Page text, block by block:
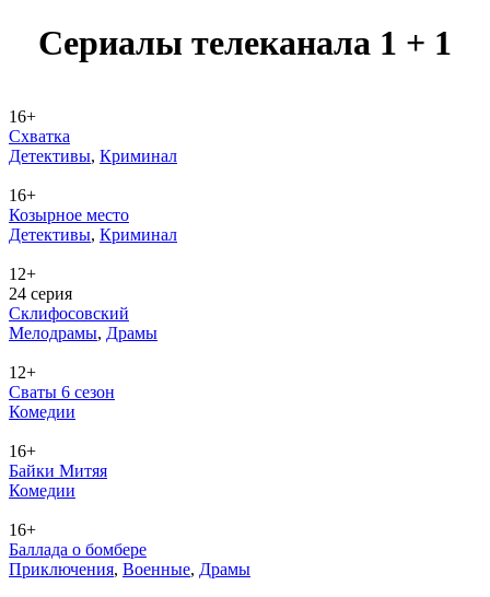
Се­риа­лы те­ле­ка­на­ла 1 + 1
16+
Схватка
Де­тек­ти­вы, Кри­ми­нал
16+
Козырное место
Де­тек­ти­вы, Кри­ми­нал
12+
24 серия
Склифосовский
Ме­ло­дра­мы, Дра­мы
12+
Сваты 6 сезон
Ко­ме­дии
16+
Байки Митяя
Ко­ме­дии
16+
Баллада о бомбере
При­клю­че­ния, Во­ен­ные, Дра­мы